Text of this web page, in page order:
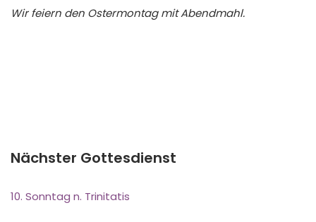
Wir feiern den Ostermontag mit Abendmahl.
Nächster Gottesdienst
10. Sonntag n. Trinitatis